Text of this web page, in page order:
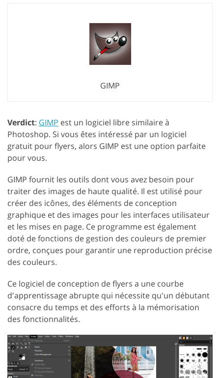
GIMP
Verdict: GIMP est un logiciel libre similaire à
Photoshop. Si vous êtes intéressé par un logiciel
gratuit pour flyers, alors GIMP est une option parfaite
pour vous.
GIMP fournit les outils dont vous avez besoin pour
traiter des images de haute qualité. Il est utilisé pour
créer des icônes, des éléments de conception
graphique et des images pour les interfaces utilisateur
et les mises en page. Ce programme est également
doté de fonctions de gestion des couleurs de premier
ordre, conçues pour garantir une reproduction précise
des couleurs.
Ce logiciel de conception de flyers a une courbe
d'apprentissage abrupte qui nécessite qu'un débutant
consacre du temps et des efforts à la mémorisation
des fonctionnalités.